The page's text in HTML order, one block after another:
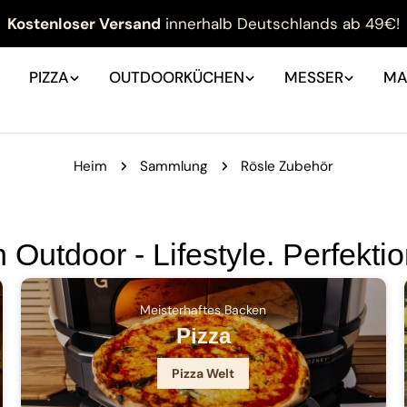
Kostenloser Versand innerhalb Deutschlands ab 49€!
PIZZA OUTDOORKÜCHEN MESSER
Heim Sammlung Rösle Zubehör
Outdoor - Lifestyle.
Meisterhaftes Backen
Pizza
Pizza Welt